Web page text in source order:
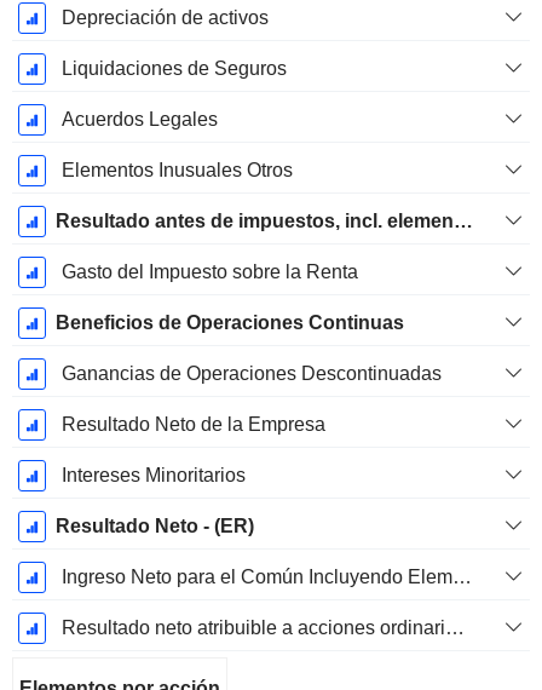
Depreciación de activos
Liquidaciones de Seguros
Acuerdos Legales
Elementos Inusuales Otros
Resultado antes de impuestos, incl. elementos inusuales
Gasto del Impuesto sobre la Renta
Beneficios de Operaciones Continuas
Ganancias de Operaciones Descontinuadas
Resultado Neto de la Empresa
Intereses Minoritarios
Resultado Neto - (ER)
Ingreso Neto para el Común Incluyendo Elementos Extraordinarios
Resultado neto atribuible a acciones ordinarias excl. elementos extraordinarios